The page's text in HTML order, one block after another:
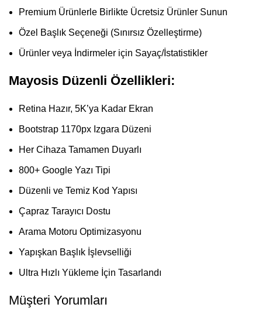
Premium Ürünlerle Birlikte Ücretsiz Ürünler Sunun
Özel Başlık Seçeneği (Sınırsız Özelleştirme)
Ürünler veya İndirmeler için Sayaç/İstatistikler
Mayosis Düzenli Özellikleri:
Retina Hazır, 5K’ya Kadar Ekran
Bootstrap 1170px Izgara Düzeni
Her Cihaza Tamamen Duyarlı
800+ Google Yazı Tipi
Düzenli ve Temiz Kod Yapısı
Çapraz Tarayıcı Dostu
Arama Motoru Optimizasyonu
Yapışkan Başlık İşlevselliği
Ultra Hızlı Yükleme İçin Tasarlandı
Müşteri Yorumları